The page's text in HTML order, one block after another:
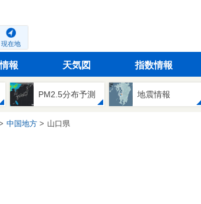
現在地
報 天気図 指数情報
PM2.5分布予測 地震情報
中国地方 山口県